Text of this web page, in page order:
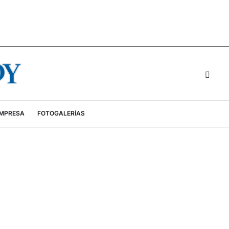
FOTOGALERÍAS